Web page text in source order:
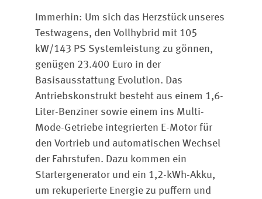
Immerhin: Um sich das Herzstück unseres
Testwagens, den Vollhybrid mit 105
kW/143 PS Systemleistung zu gönnen,
genügen 23.400 Euro in der
Basisausstattung Evolution. Das
Antriebskonstrukt besteht aus einem 1,6-
Liter-Benziner sowie einem ins Multi-
Mode-Getriebe integrierten E-Motor für
den Vortrieb und automatischen Wechsel
der Fahrstufen. Dazu kommen ein
Startergenerator und ein 1,2-kWh-Akku,
um rekuperierte Energie zu puffern und